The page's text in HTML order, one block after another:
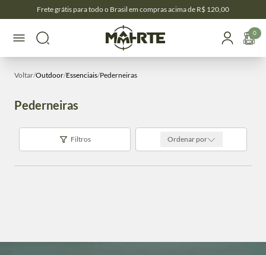
Frete grátis para todo o Brasil em compras acima de R$ 120,00
0
Voltar/Outdoor/Essenciais/Pederneiras
Pederneiras
Filtros Ordenar por